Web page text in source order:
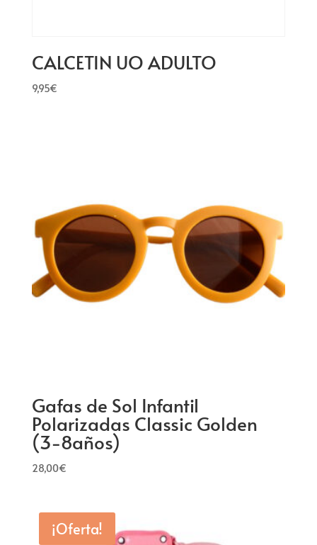
CALCETIN UO ADULTO
9,95€
Gafas de Sol Infantil
Polarizadas Classic Golden
(3-8años)
28,00€
¡Oferta!